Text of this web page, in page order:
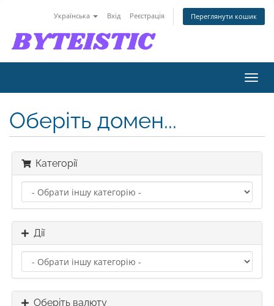
Українська Вхід Реєстрація Переглянути кошик
Оберіть домен...
Категорії
Дії
Оберіть валюту